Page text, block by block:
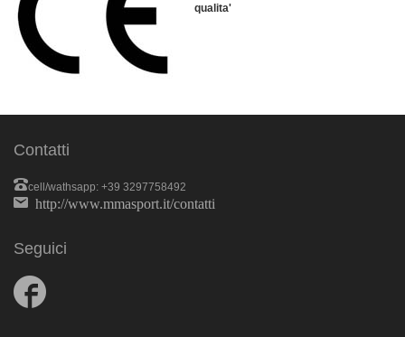
qualita'
Contatti
cell/wathsapp: +39 3297758492
http://www.mmasport.it/contatti
Seguici
us